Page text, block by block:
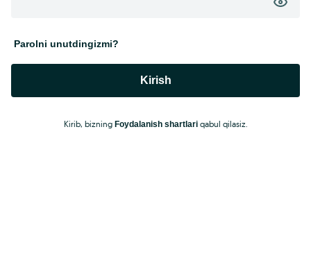
Parolni unutdingizmi?
Kirish
Kirib, bizning Foydalanish shartlariqabul qilasiz.